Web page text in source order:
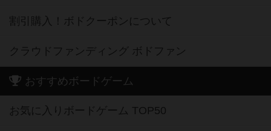
割引購入！ボドクーポンについて
クラウドファンディング ボドファン
おすすめボードゲーム
お気に入りボードゲーム TOP50